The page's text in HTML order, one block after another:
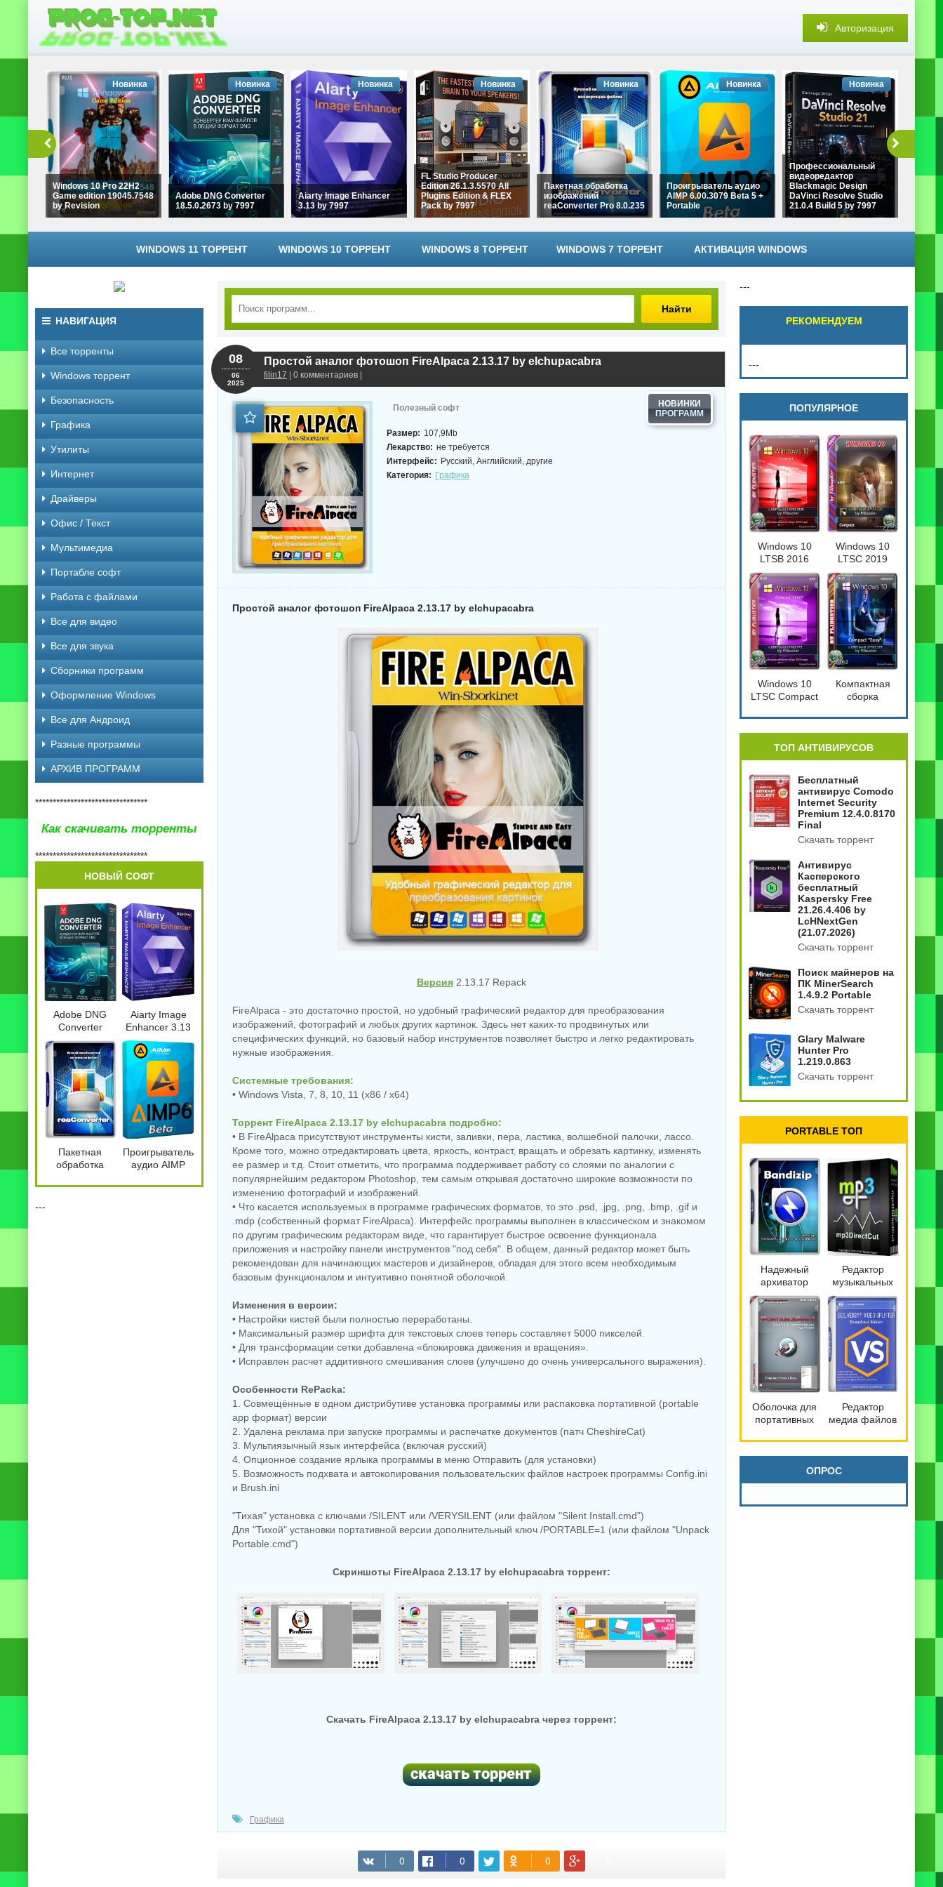
Авторизация
Windows 10 Pro 22H2
Game edition 19045.7548
by Revision
Новинка
Adobe DNG Converter
18.5.0.2673 by 7997
Новинка
Aiarty Image Enhancer
3.13 by 7997
Новинка
FL Studio Producer
Edition 26.1.3.5570 All
Plugins Edition & FLEX
Pack by 7997
Новинка
Пакетная обработка
изображений
reaConverter Pro 8.0.235
Новинка
Проигрыватель аудио
AIMP 6.00.3079 Beta 5 +
Portable
Новинка
Профессиональный
видеоредактор
Blackmagic Design
DaVinci Resolve Studio
21.0.4 Build 5 by 7997
Новинка
WINDOWS 11 ТОРРЕНТ WINDOWS 10 ТОРРЕНТ WINDOWS 8 ТОРРЕНТ WINDOWS 7 ТОРРЕНТ АКТИВАЦИЯ WINDOWS
Найти
Простой аналог фотошоп FireAlpaca 2.13.17 by elchupacabra
filin17 | 0 комментариев |
08
06
2025
Полезный софт НОВИНКИ
Размер: 107,9Mb
Лекарство: не требуется
Интерфейс: Русский, Английский, другие
Категория: Графика
Простой аналог фотошоп FireAlpaca 2.13.17 by elchupacabra
Версия 2.13.17 Repack
FireAlpaca - это достаточно простой, но удобный графический редактор для преобразования
изображений, фотографий и любых других картинок. Здесь нет каких-то продвинутых или
специфических функций, но базовый набор инструментов позволяет быстро и легко редактировать
нужные изображения.
Системные требования:
• Windows Vista, 7, 8, 10, 11 (x86 / x64)
Торрент FireAlpaca 2.13.17 by elchupacabra подробно:
• В FireAlpaca присутствуют инструменты кисти, заливки, пера, ластика, волшебной палочки, лассо.
Кроме того, можно отредактировать цвета, яркость, контраст, вращать и обрезать картинку, изменять
ее размер и т.д. Стоит отметить, что программа поддерживает работу со слоями по аналогии с
популярнейшим редактором Photoshop, тем самым открывая достаточно широкие возможности по
изменению фотографий и изображений.
• Что касается используемых в программе графических форматов, то это .psd, .jpg, .png, .bmp, .gif и
.mdp (собственный формат FireAlpaca). Интерфейс программы выполнен в классическом и знакомом
по другим графическим редакторам виде, что гарантирует быстрое освоение функционала
приложения и настройку панели инструментов "под себя". В общем, данный редактор может быть
рекомендован для начинающих мастеров и дизайнеров, обладая для этого всем необходимым
базовым функционалом и интуитивно понятной оболочкой.
Изменения в версии:
• Настройки кистей были полностью переработаны.
• Максимальный размер шрифта для текстовых слоев теперь составляет 5000 пикселей.
• Для трансформации сетки добавлена ​​«блокировка движения и вращения».
• Исправлен расчет аддитивного смешивания слоев (улучшено до очень универсального выражения).
Особенности RePacka:
1. Совмещённые в одном дистрибутиве установка программы или распаковка портативной (portable
app формат) версии
2. Удалена реклама при запуске программы и распечатке документов (патч CheshireCat)
3. Мультиязычный язык интерфейса (включая русский)
4. Опционное создание ярлыка программы в меню Отправить (для установки)
5. Возможность подхвата и автокопирования пользовательских файлов настроек программы Config.ini
и Brush.ini
"Тихая" установка с ключами /SILENT или /VERYSILENT (или файлом "Silent Install.cmd")
Для "Тихой" установки портативной версии дополнительный ключ /PORTABLE=1 (или файлом "Unpack
Portable.cmd")
Скриншоты FireAlpaca 2.13.17 by elchupacabra торрент:
Скачать FireAlpaca 2.13.17 by elchupacabra через торрент:
(cкачиваний: 77)
Графика
НАВИГАЦИЯ
Все торренты
Windows торрент
Безопасность
Графика
Утилиты
Интернет
Драйверы
Офис / Текст
Мультимедиа
Портабле софт
Работа с файлами
Все для видео
Все для звука
Сборники программ
Оформление Windows
Все для Андроид
Разные программы
АРХИВ ПРОГРАММ
********************************
Как скачивать торренты
********************************
НОВЫЙ СОФТ
Adobe DNG
Converter
18.5.0.2673 by
7997
Aiarty Image
Enhancer 3.13
by 7997
Пакетная
обработка
reaConverter
Проигрыватель
аудио AIMP
5 + Portable
---
---
РЕКОМЕНДУЕМ
---
ПОПУЛЯРНОЕ
Windows 10
LTSB 2016
Compact
Windows 10
LTSC 2019
Compact
[17763.720] 32-
64бит
Windows 10
LTSC Compact
Компактная
сборка
1809 Compact
4in2
[17763.379]
ТОП АНТИВИРУСОВ
Бесплатный
антивирус Comodo
Internet Security
Premium 12.4.0.8170
Final
Скачать торрент
Антивирус
Касперского
бесплатный
Kaspersky Free
21.26.4.406 by
LcHNextGen
(21.07.2026)
Скачать торрент
Поиск майнеров на
ПК MinerSearch
1.4.9.2 Portable
Скачать торрент
Glary Malware
Hunter Pro
1.219.0.863
Скачать торрент
PORTABLE ТОП
Надежный
архиватор
файлов
Bandizip 7.42
Pro by
Dodakaedr
Редактор
музыкальных
файлов
mp3DirectCut
2.40
Оболочка для
портативных
PortableApps.com
Platform 30.3
Редактор
медиа файлов
Video Splitter
9.0.2603.20
Broadcast
Edition
ОПРОС